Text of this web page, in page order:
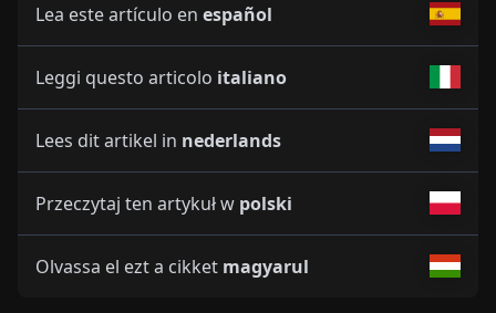
Lea este artículo en español
Leggi questo articolo italiano
Lees dit artikel in nederlands
Przeczytaj ten artykuł w polski
Olvassa el ezt a cikket magyarul